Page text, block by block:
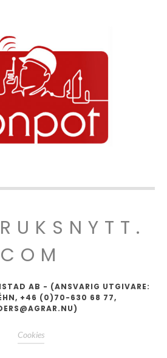
COM
AB - (ANSVARIG UTGIVARE:
+46 (0)70-630 68 77,
Cookies